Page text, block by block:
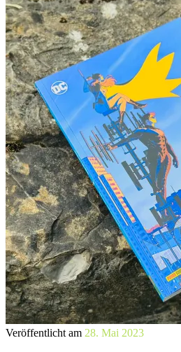
Veröffentlicht am 28. Mai 2023